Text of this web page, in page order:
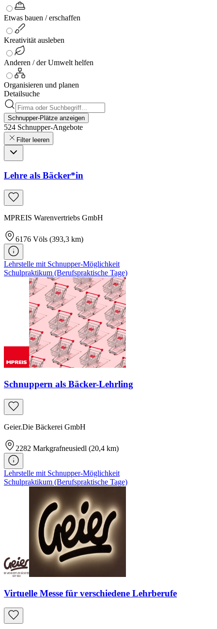
Etwas bauen / erschaffen
Kreativität ausleben
Anderen / der Umwelt helfen
Organisieren und planen
Detailsuche
Schnupper-Plätze anzeigen
524 Schnupper-Angebote
Filter leeren
Lehre als Bäcker*in
MPREIS Warenvertriebs GmbH
6176 Völs (393,3 km)
Lehrstelle mit Schnupper-Möglichkeit
Schulpraktikum (Berufspraktische Tage)
Schnuppern als Bäcker-Lehrling
Geier.Die Bäckerei GmbH
2282 Markgrafneusiedl (20,4 km)
Lehrstelle mit Schnupper-Möglichkeit
Schulpraktikum (Berufspraktische Tage)
Virtuelle Messe für verschiedene Lehrberufe